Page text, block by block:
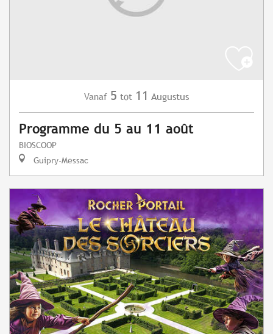
Vanaf 5 tot 11 Augustus
Programme du 5 au 11 août
BIOSCOOP
Guipry-Messac